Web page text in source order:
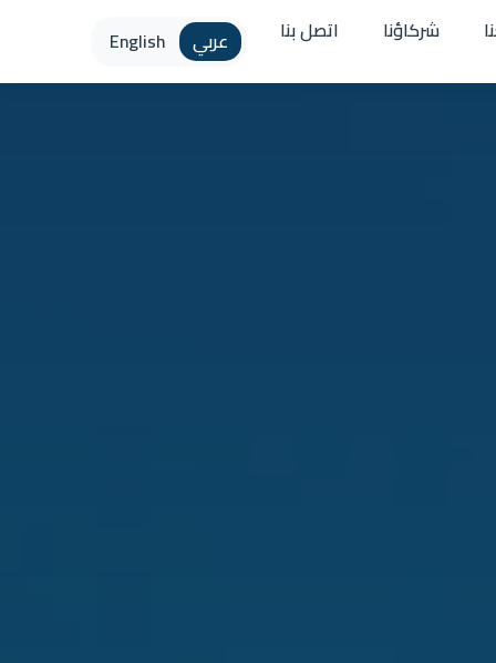
شركاؤنا اتصل بنا عربي English